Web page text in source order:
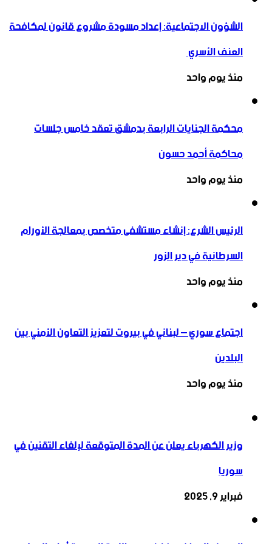
الشؤون الاجتماعية: إعداد مسودة مشروع قانون لمكافحة
العنف الأسري ‏
منذ يوم واحد
محكمة الجنايات الرابعة بدمشق تعقد خامس جلسات
محاكمة أحمد حسون
منذ يوم واحد
الرئيس الشرع: إنشاء ‌‏مستشفى متخصص بمعالجة الأورام
السرطانية في دير الزور
منذ يوم واحد
اجتماع سوري – لبناني في بيروت لتعزيز التعاون ‏الأمني ‏بين
البلدين
منذ يوم واحد
وزير الكهرباء يعلن عن المدة المتوقعة لإلغاء التقنين في
سوريا
فبراير 9, 2025